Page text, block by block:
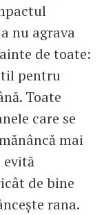
nu agrava
de toate:
pentru
Toate
care se
mai
evită
de bine
rana.